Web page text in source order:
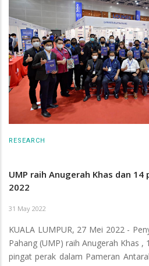
RESEARCH
UMP raih Anugerah Khas dan
2022
31 May 2022
KUALA LUMPUR, 27 Mei 2022 -
Pahang (UMP) raih Anugerah Khas ,
pingat perak dalam Pameran